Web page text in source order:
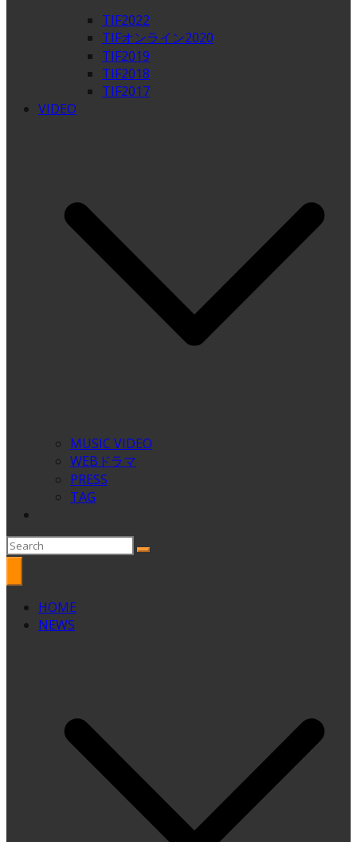
TIF2022
TIFオンライン2020
TIF2019
TIF2018
TIF2017
VIDEO
MUSIC VIDEO
WEBドラマ
PRESS
TAG
HOME
NEWS